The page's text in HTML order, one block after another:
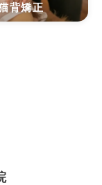
背矯正